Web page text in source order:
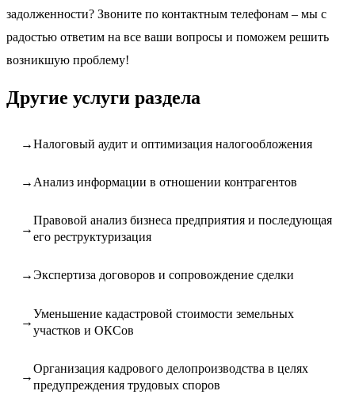
задолженности? Звоните по контактным телефонам – мы с
радостью ответим на все ваши вопросы и поможем решить
возникшую проблему!
Другие услуги раздела
Налоговый аудит и оптимизация налогообложения
Анализ информации в отношении контрагентов
Правовой анализ бизнеса предприятия и последующая
его реструктуризация
Экспертиза договоров и сопровождение сделки
Уменьшение кадастровой стоимости земельных
участков и ОКСов
Организация кадрового делопроизводства в целях
предупреждения трудовых споров